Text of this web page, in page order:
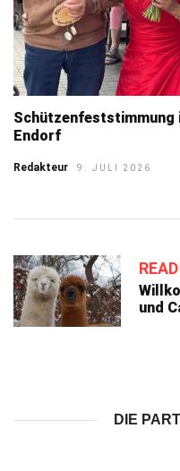
Endorf
Redakteur 9. JULI 2026
und
DIE